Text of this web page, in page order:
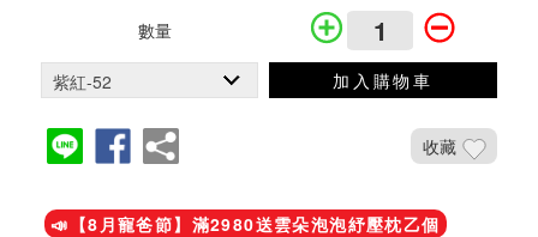
數量
加入購物車
收藏
📣【8月寵爸節】滿2980送雲朵泡泡紓壓枕乙個